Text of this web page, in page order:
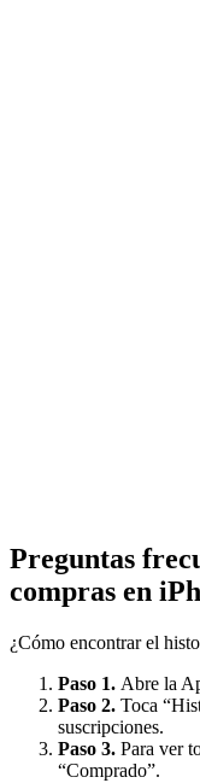
Preguntas
compras en
¿Cómo encontrar el
Paso 1. Abre la
Paso 2. Toca
suscripciones.
Paso 3. Para ver
“Comprado”.